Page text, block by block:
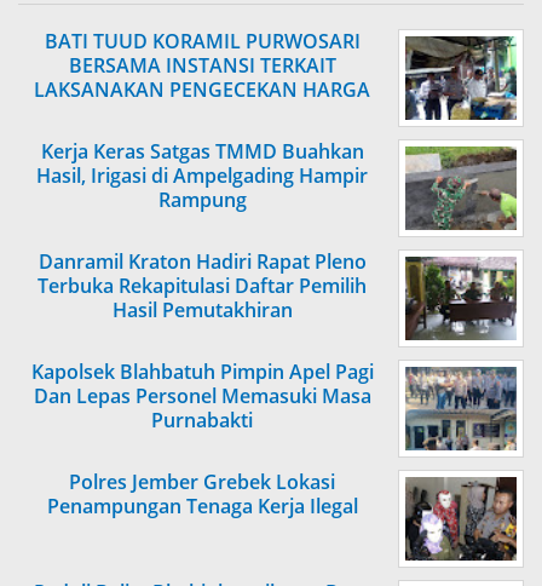
BATI TUUD KORAMIL PURWOSARI
BERSAMA INSTANSI TERKAIT
LAKSANAKAN PENGECEKAN HARGA
Kerja Keras Satgas TMMD Buahkan
Hasil, Irigasi di Ampelgading Hampir
Rampung
Danramil Kraton Hadiri Rapat Pleno
Terbuka Rekapitulasi Daftar Pemilih
Hasil Pemutakhiran
Kapolsek Blahbatuh Pimpin Apel Pagi
Dan Lepas Personel Memasuki Masa
Purnabakti
Polres Jember Grebek Lokasi
Penampungan Tenaga Kerja Ilegal